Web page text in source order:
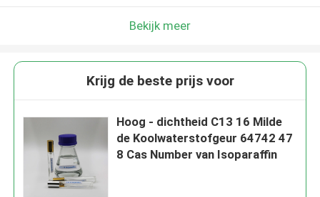
Bekijk meer
Krijg de beste prijs voor
Hoog - dichtheid C13 16 Milde
de Koolwaterstofgeur 64742 47
8 Cas Number van Isoparaffin